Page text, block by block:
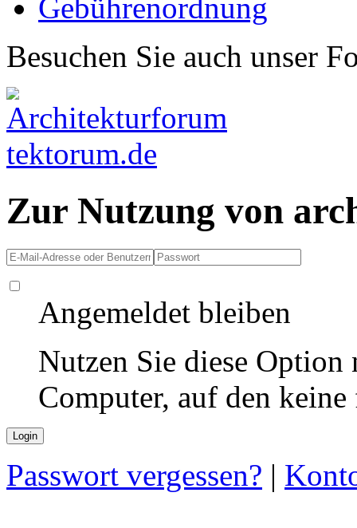
Gebührenordnung
Besuchen Sie auch unser
Zur Nutzung von
Angemeldet bleiben
Nutzen Sie diese
Computer, auf den
Passwort vergessen? |